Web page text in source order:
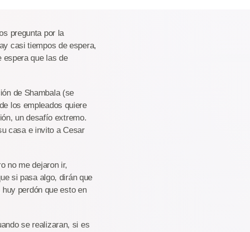
pregunta por la
casi tiempos de espera,
espera que las de
de Shambala (se
los empleados quiere
un desafío extremo.
casa e invito a Cesar
no me dejaron ir,
si pasa algo, dirán que
perdón que esto en
se realizaran, si es